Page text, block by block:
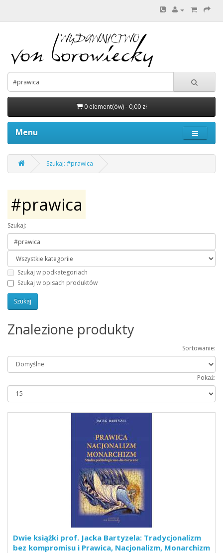
0 element(ów) - 0,00 zł
Menu
Szukaj: #prawica
#prawica
Szukaj:
Szukaj w podkategoriach
Szukaj w opisach produktów
Znalezione produkty
Sortowanie:
Pokaż:
Dwie książki prof. Jacka Bartyzela: Tradycjonalizm
bez kompromisu i Prawica, Nacjonalizm, Monarchizm